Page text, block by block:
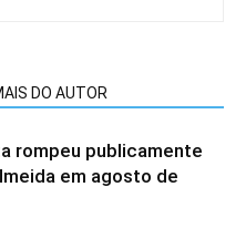
DO AUTOR
rompeu publicamente
em agosto de